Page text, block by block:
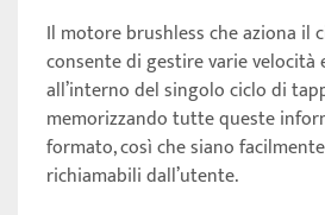
Il motore brushless che aziona il
consente di gestire varie velocità e
all’interno del singolo ciclo di
memorizzando tutte queste
formato, così che siano
richiamabili dall’utente.